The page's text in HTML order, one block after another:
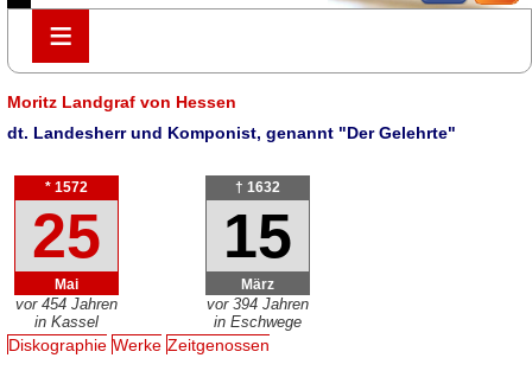
≡
≡
Moritz Landgraf von Hessen
dt. Landesherr und Komponist, genannt "Der Gelehrte"
* 1572
25
Mai
vor 454 Jahren
in Kassel
† 1632
15
März
vor 394 Jahren
in Eschwege
Diskographie Werke Zeitgenossen